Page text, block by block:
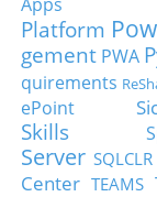
Platform
gement PWA
quirements
ePoint
Skills
Server SQLCLR
Center TEAMS